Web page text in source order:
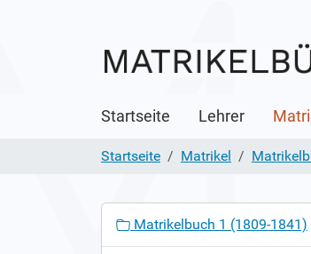
Startseite Lehrer
Startseite
Matrikel
Matrikelbuch 1 (1809-1841)